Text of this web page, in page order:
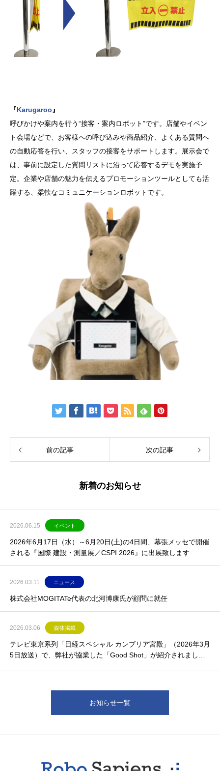
『Karugaroo』
呼びかけや案内を行う“接客・案内ロボット”です。店舗やイベン
ト会場などで、お客様への呼び込みや商品紹介、よくある質問へ
の自動応答を行い、スタッフの接客をサポートします。展示会で
は、事前に設定した質問リストに沿って応答するデモを実施予
定。企業や店舗の魅力を伝えるプロモーションツールとしても活
躍する、柔軟なコミュニケーションロボットです。
前の記事 次の記事
新着のお知らせ
2026.06.15 イベント
2026年6月17日（水）～6月20日(土)の4日間、幕張メッセで開催
される『国際 建設・測量展／CSPI 2026』に出展致します
2026.03.11 ニュース
株式会社MOGITATe代表の北河博康氏が顧問に就任
2026.03.06 媒体掲載
テレビ東京系列「日経スペシャル カンブリア宮殿」（2026年3月
5日放送）で、弊社が協業した「Good Shot」が紹介されまし
た。
お知らせ一覧